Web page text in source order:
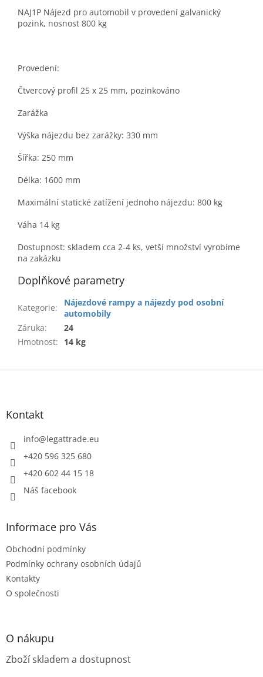
NAJ1P Nájezd pro automobil v provedení galvanický
pozink, nosnost 800 kg
Provedení:
Čtvercový profil 25 x 25 mm, pozinkováno
Zarážka
Výška nájezdu bez zarážky: 330 mm
Šířka: 250 mm
Délka: 1600 mm
Maximální statické zatížení jednoho nájezdu: 800 kg
Váha 14 kg
Dostupnost: skladem cca 2-4 ks, vetší množství vyrobíme
na zakázku
Doplňkové parametry
Kategorie:
Nájezdové rampy a nájezdy pod osobní
automobily
Záruka:
24
Hmotnost: 14 kg
Z
Kontakt
info@legattrade.eu
+420 596 325 680
+420 602 44 15 18
Náš facebook
Informace pro Vás
Obchodní podmínky
Podmínky ochrany osobních údajů
Kontakty
O společnosti
O nákupu
Zboží skladem a dostupnost